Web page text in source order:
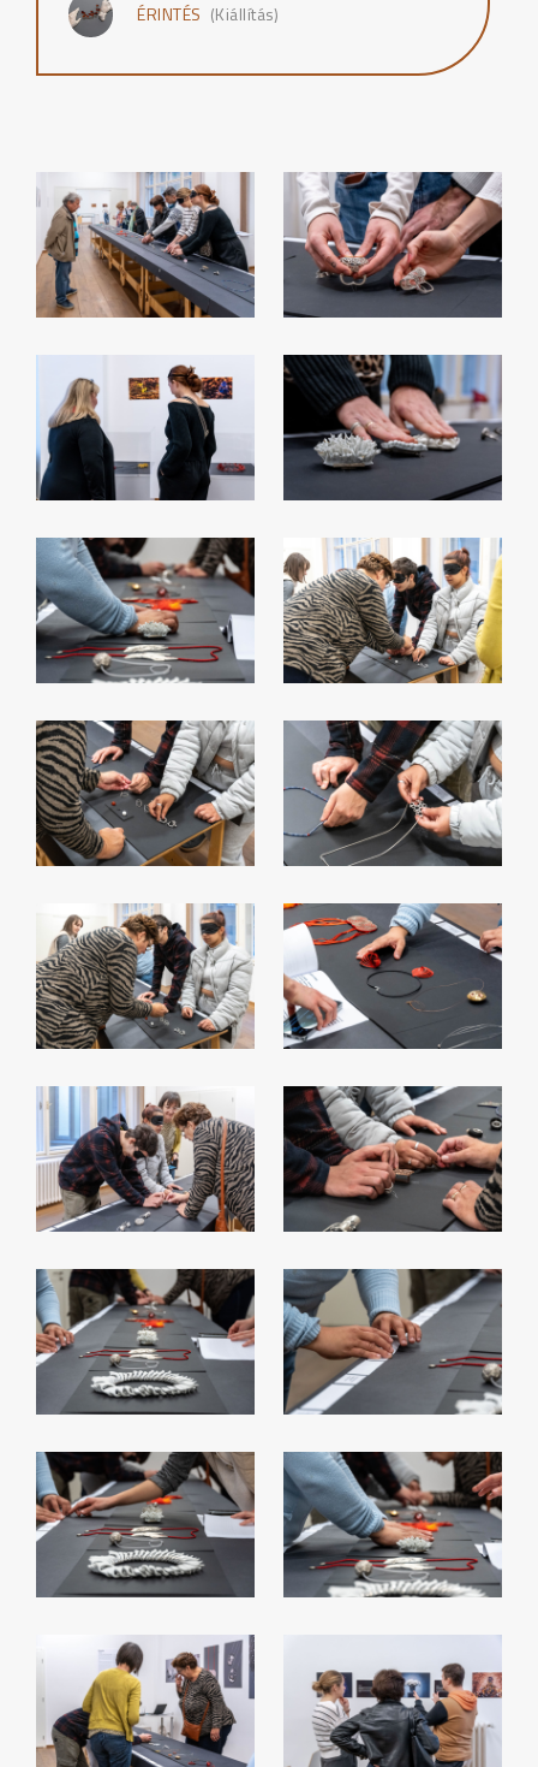
ÉRINTÉS (Kiállítás)